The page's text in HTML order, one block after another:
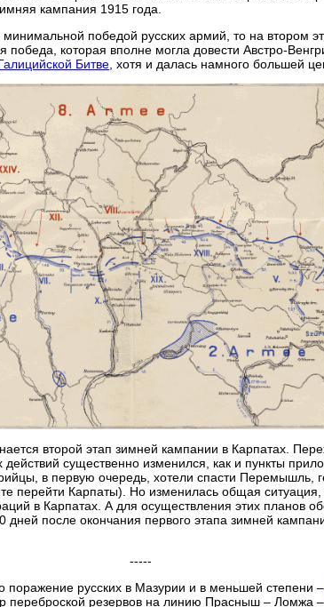
кампания 1915 года.
победой русских армий, то на втором
победа, которая вполне могла довести Австро-
Битве , хотя и далась намного большей
второй этап зимней кампании в Карпатах.
действий существенно изменился, как и пункты
в первую очередь, хотели спасти Перемышль,
перейти Карпаты). Но изменилась общая
в Карпатах. А для осуществления этих планов
дней после окончания первого этапа зимней
-----
поражение русских в Мазурии и в меньшей степени
переброской резервов на линию Прасныш – Ломжа